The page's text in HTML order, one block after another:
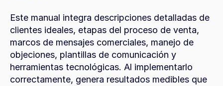
Este manual integra descripciones detalladas de
clientes ideales, etapas del proceso de venta,
marcos de mensajes comerciales, manejo de
objeciones, plantillas de comunicación y
herramientas tecnológicas. Al implementarlo
correctamente, genera resultados medibles que